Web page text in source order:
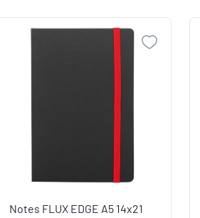
Notes FLUX EDGE A5 14x21